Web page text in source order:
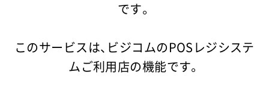
です。
このサービスは、ビジコムのPOSレジシステ
ムご利用店の機能です。